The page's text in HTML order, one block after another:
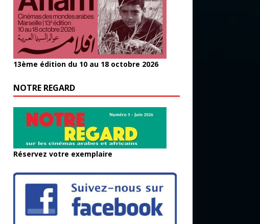
13ème édition du 10 au 18 octobre 2026
NOTRE REGARD
Réservez votre exemplaire